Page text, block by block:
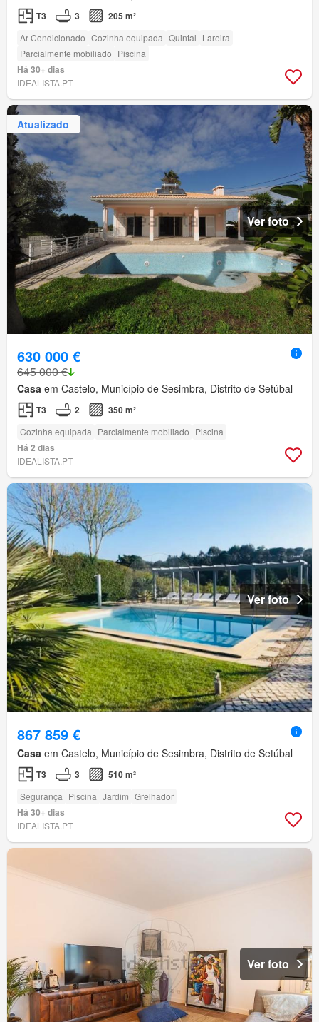
T3 3 205 m²
Ar Condicionado Cozinha equipada Quintal Lareira
Parcialmente mobiliado Piscina
Há 30+ dias
IDEALISTA.PT
Atualizado
Ver foto
630 000 €
645 000 €
Casa em Castelo, Município de Sesimbra, Distrito de Setúbal
T3 2 350 m²
Cozinha equipada Parcialmente mobiliado Piscina
Há 2 dias
IDEALISTA.PT
Ver foto
867 859 €
Casa em Castelo, Município de Sesimbra, Distrito de Setúbal
T3 3 510 m²
Segurança Piscina Jardim Grelhador
Há 30+ dias
IDEALISTA.PT
Ver foto